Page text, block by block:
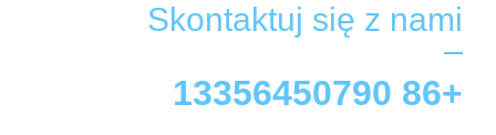
Skontaktuj się z nami
+86 13356450790